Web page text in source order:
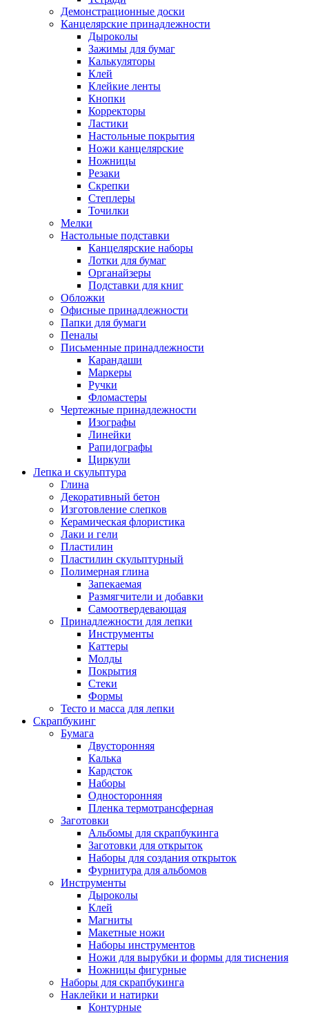
Демонстрационные доски
Канцелярские принадлежности
Дыроколы
Зажимы для бумаг
Калькуляторы
Клей
Клейкие ленты
Кнопки
Корректоры
Ластики
Настольные покрытия
Ножи канцелярские
Ножницы
Резаки
Скрепки
Степлеры
Точилки
Мелки
Настольные подставки
Канцелярские наборы
Лотки для бумаг
Органайзеры
Подставки для книг
Обложки
Офисные принадлежности
Папки для бумаги
Пеналы
Письменные принадлежности
Карандаши
Маркеры
Ручки
Фломастеры
Чертежные принадлежности
Изографы
Линейки
Рапидографы
Циркули
Лепка и скульптура
Глина
Декоративный бетон
Изготовление слепков
Керамическая флористика
Лаки и гели
Пластилин
Пластилин скульптурный
Полимерная глина
Запекаемая
Размягчители и добавки
Самоотвердевающая
Принадлежности для лепки
Инструменты
Каттеры
Молды
Покрытия
Стеки
Формы
Тесто и масса для лепки
Скрапбукинг
Бумага
Двусторонняя
Калька
Кардсток
Наборы
Односторонняя
Пленка термотрансферная
Заготовки
Альбомы для скрапбукинга
Заготовки для открыток
Наборы для создания открыток
Фурнитура для альбомов
Инструменты
Дыроколы
Клей
Магниты
Макетные ножи
Наборы инструментов
Ножи для вырубки и формы для тиснения
Ножницы фигурные
Наборы для скрапбукинга
Наклейки и натирки
Контурные